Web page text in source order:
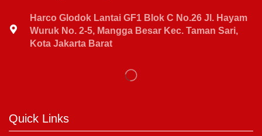
Harco Glodok Lantai GF1 Blok C No.26 Jl. Hayam
Wuruk No. 2-5, Mangga Besar Kec. Taman Sari,
Kota Jakarta Barat
Quick Links